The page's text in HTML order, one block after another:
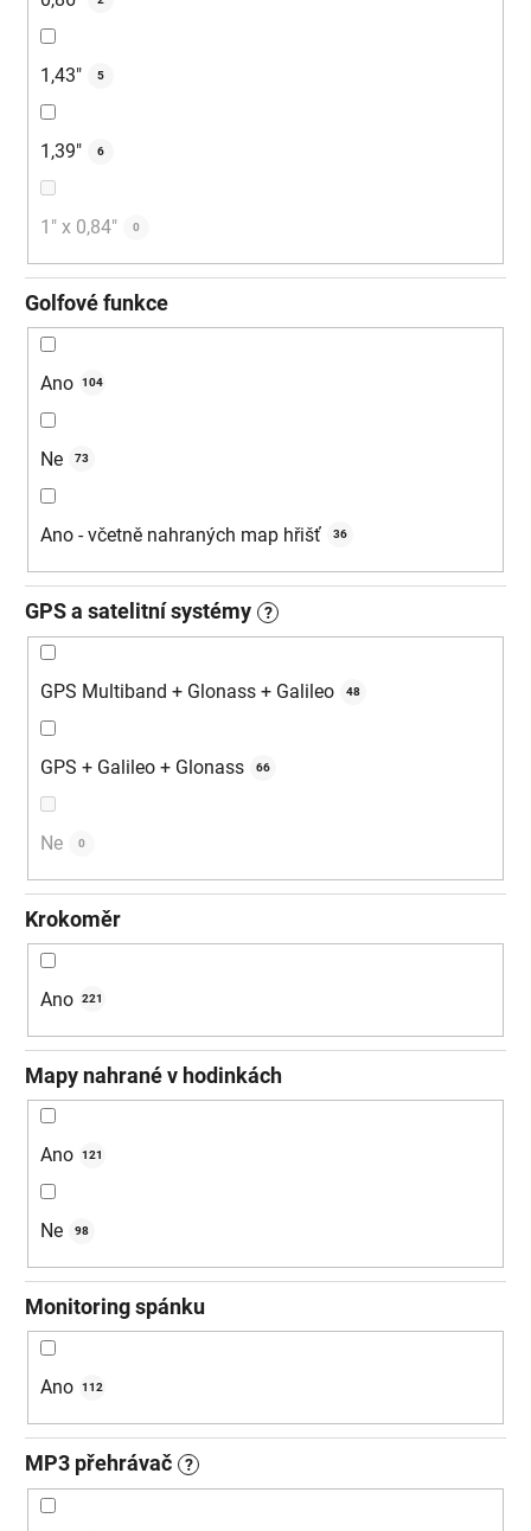
1,43" 5
1,39" 6
1" x 0,84" 0
Golfové funkce
Ano 104
Ne 73
Ano - včetně nahraných map hřišť 36
GPS a satelitní systémy ?
GPS Multiband + Glonass + Galileo 48
GPS + Galileo + Glonass 66
Ne 0
Krokoměr
Ano 221
Mapy nahrané v hodinkách
Ano 121
Ne 98
Monitoring spánku
Ano 112
MP3 přehrávač ?